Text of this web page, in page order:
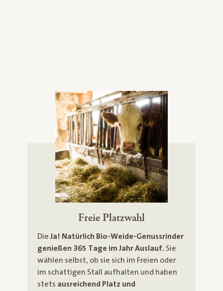
Freie Platzwahl
Die Ja! Natürlich Bio-Weide-Genussrinder
genießen 365 Tage im Jahr Auslauf. Sie
wählen selbst, ob sie sich im Freien oder
im schattigen Stall aufhalten und haben
stets ausreichend Platz und